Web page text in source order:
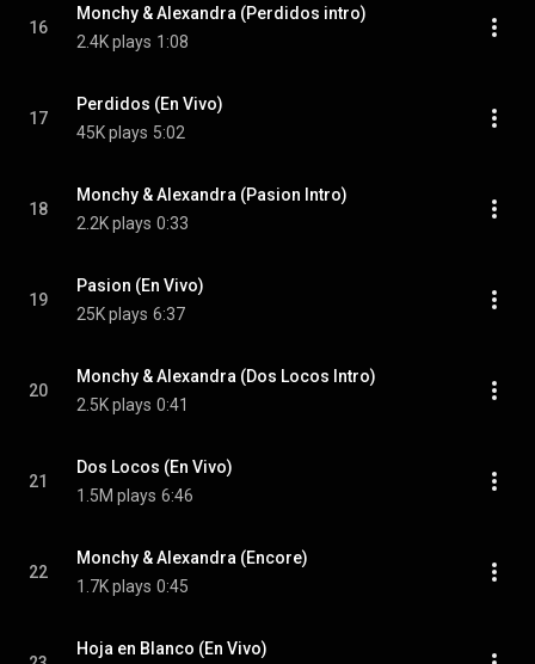
16
Monchy & Alexandra (Perdidos intro)
2.4K plays 1:08
17
Perdidos (En Vivo)
45K plays 5:02
18
Monchy & Alexandra (Pasion Intro)
2.2K plays 0:33
19
Pasion (En Vivo)
25K plays 6:37
20
Monchy & Alexandra (Dos Locos Intro)
2.5K plays 0:41
21
Dos Locos (En Vivo)
1.5M plays 6:46
22
Monchy & Alexandra (Encore)
1.7K plays 0:45
Hoja en Blanco (En Vivo)